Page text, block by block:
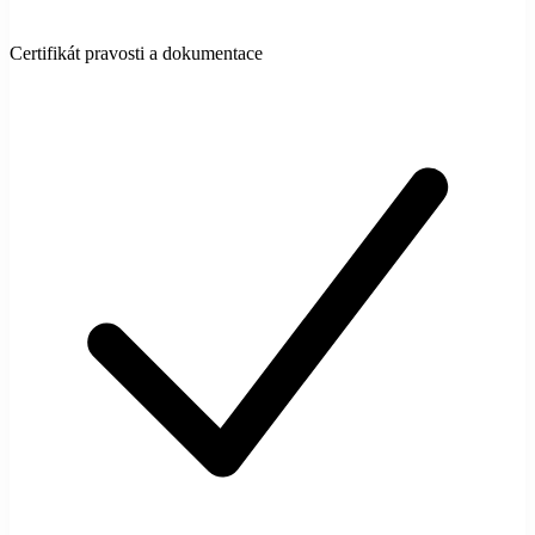
Certifikát pravosti a dokumentace